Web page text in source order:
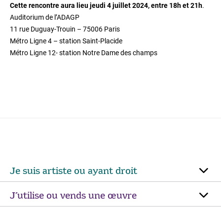
Cette rencontre aura lieu jeudi 4 juillet 2024, entre 18h et 21h.
Auditorium de l’ADAGP
11 rue Duguay-Trouin – 75006 Paris
Métro Ligne 4 – station Saint-Placide
Métro Ligne 12- station Notre Dame des champs
Je suis artiste ou ayant droit
J’utilise ou vends une œuvre